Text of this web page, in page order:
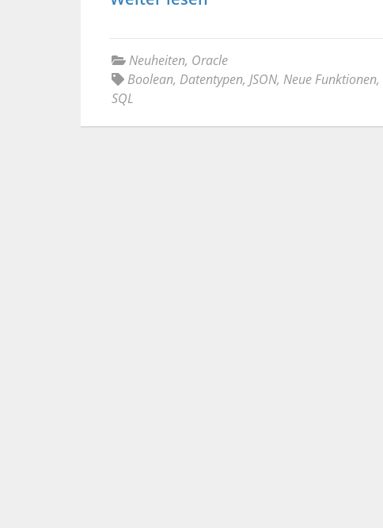
Neuheiten, Oracle
Boolean, Datentypen, JSON, Neue Funktionen,
SQL